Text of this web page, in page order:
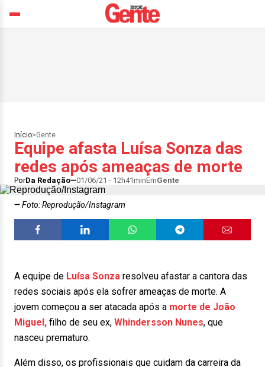
Início>Gente
Equipe afasta Luísa Sonza das
redes após ameaças de morte
PorDa Redação 01/06/21 - 12h41minEmGente
Foto: Reprodução/Instagram
A equipe de Luísa Sonza resolveu afastar a cantora das
redes sociais após ela sofrer ameaças de morte. A
jovem começou a ser atacada após a morte de João
Miguel, filho de seu ex, Whindersson Nunes, que
nasceu prematuro.
Além disso, os profissionais que cuidam da carreira da